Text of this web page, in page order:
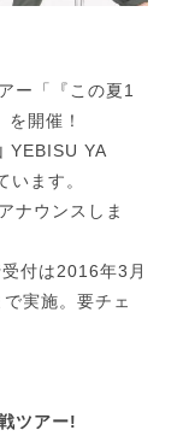
ー「『この夏1
開催！
YEBISU YA
います。
ナウンスしま
付は2016年3月
実施。要チェ
ツアー!